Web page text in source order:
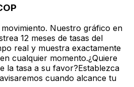
Nuestro gráfico en
12 meses de tasas del
real y muestra exactamente
cualquier momento.¿Quiere
la tasa a su favor?Establezca
cuando alcance tu